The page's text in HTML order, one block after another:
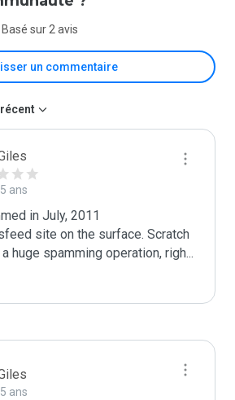
Basé sur 2 avis
un commentaire
ans
in July, 2011
site on the surface. Scratch
huge spamming operation, righ...
ans